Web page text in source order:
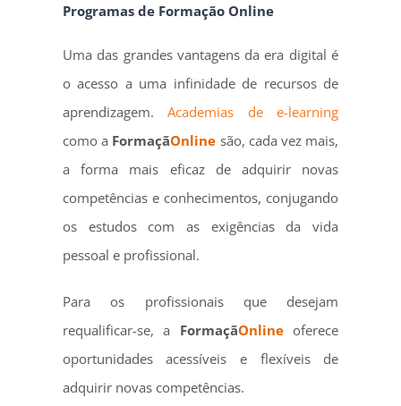
Programas de Formação Online
Uma das grandes vantagens da era digital é
o acesso a uma infinidade de recursos de
aprendizagem.Academias de e-learning
como a FormaçãOnline são, cada vez mais,
a forma mais eficaz de adquirir novas
competências e conhecimentos, conjugando
os estudos com as exigências da vida
pessoal e profissional.
Para os profissionais que desejam
requalificar-se, a FormaçãOnline oferece
oportunidades acessíveis e flexíveis de
adquirir novas competências.